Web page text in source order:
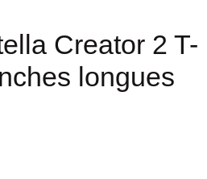
Creator 2 T-
longues